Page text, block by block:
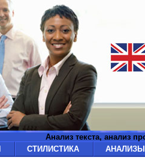
Анализ текста, анализ
СТИЛИСТИКА